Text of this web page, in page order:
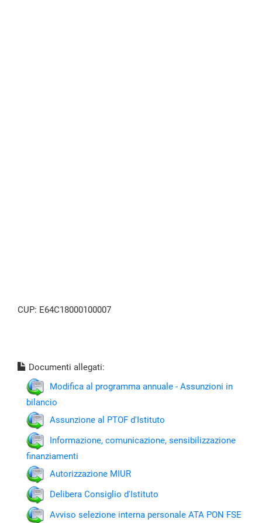
CUP: E64C18000100007
Documenti allegati:
Modifica al programma annuale - Assunzioni in
bilancio
Assunzione al PTOF d'Istituto
Informazione, comunicazione, sensibilizzazione
finanziamenti
Autorizzazione MIUR
Delibera Consiglio d'Istituto
Avviso selezione interna personale ATA PON FSE